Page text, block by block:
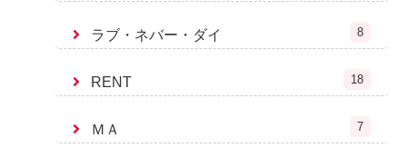
ラブ・ネバー・ダイ 8
RENT 18
ＭＡ 7